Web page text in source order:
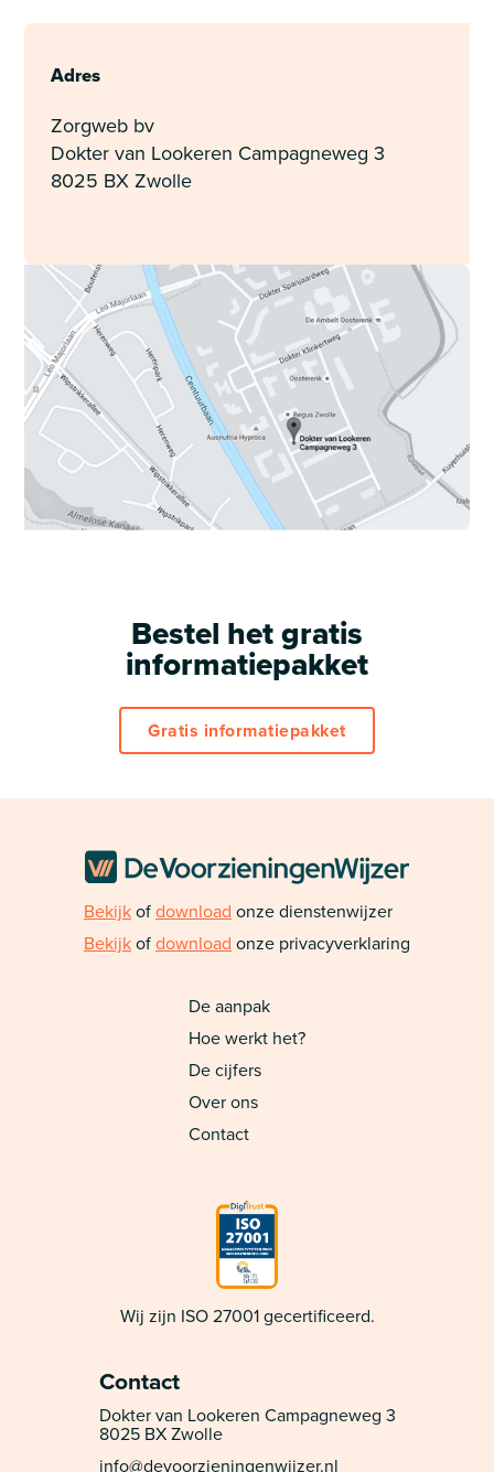
Adres
Zorgweb bv
Dokter van Lookeren Campagneweg 3
8025 BX Zwolle
Bestel het gratis
informatiepakket
Gratis informatiepakket
Bekijkofdownload onze dienstenwijzer
Bekijkofdownload onze privacyverklaring
Wij zijn ISO 27001 gecertificeerd.
De aanpak
Hoe werkt het?
De cijfers
Over ons
Contact
Contact
Dokter van Lookeren Campagneweg 3
8025 BX Zwolle
info@devoorzieningenwijzer.nl